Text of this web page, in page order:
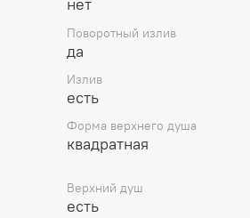
нет
Поворотный излив
да
Излив
есть
Форма верхнего душа
квадратная
Верхний душ
есть